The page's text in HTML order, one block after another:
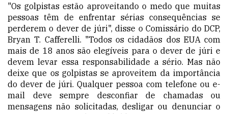
"Os golpistas estão aproveitando o medo que muitas
pessoas têm de enfrentar sérias consequências se
perderem o dever de júri", disse o Comissário do DCP,
Bryan T. Cafferelli. "Todos os cidadãos dos EUA com
mais de 18 anos são elegíveis para o dever de júri e
devem levar essa responsabilidade a sério. Mas não
deixe que os golpistas se aproveitem da importância
do dever de júri. Qualquer pessoa com telefone ou e-
mail deve sempre desconfiar de chamadas ou
mensagens não solicitadas, desligar ou denunciar o